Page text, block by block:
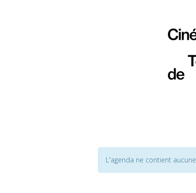
L'agenda ne contient